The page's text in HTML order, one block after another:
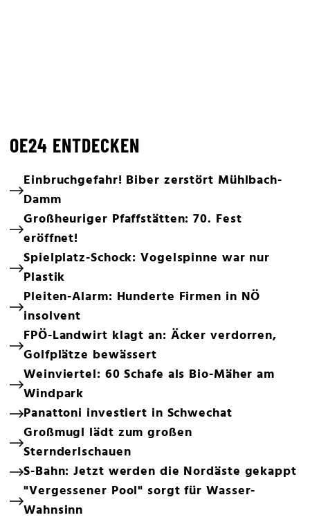
OE24 ENTDECKEN
Einbruchgefahr! Biber zerstört Mühlbach-
Damm
Großheuriger Pfaffstätten: 70. Fest
eröffnet!
Spielplatz-Schock: Vogelspinne war nur
Plastik
Pleiten-Alarm: Hunderte Firmen in NÖ
insolvent
FPÖ-Landwirt klagt an: Äcker verdorren,
Golfplätze bewässert
Weinviertel: 60 Schafe als Bio-Mäher am
Windpark
Panattoni investiert in Schwechat
Großmugl lädt zum großen
Sternderlschauen
S-Bahn: Jetzt werden die Nordäste gekappt
"Vergessener Pool" sorgt für Wasser-
Wahnsinn